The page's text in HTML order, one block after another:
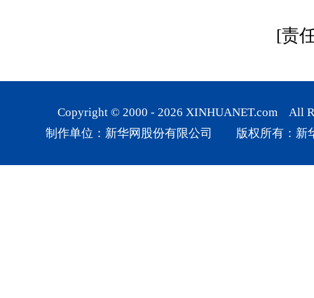
[责
Copyright © 2000 - 2026 XINHUANET.com All
制作单位：新华网股份有限公司 版权所有：新